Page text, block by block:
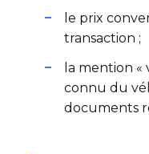
le prix
transaction ;
la mention
connu du
documents